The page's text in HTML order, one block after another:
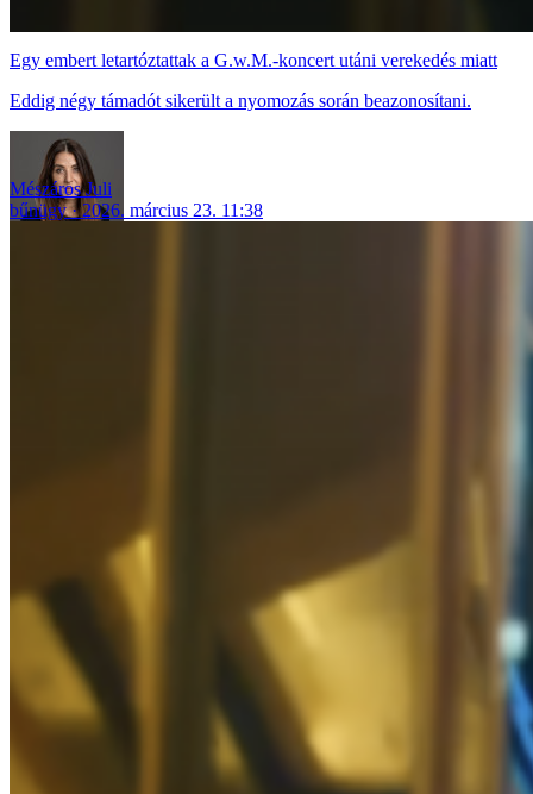
Egy embert letartóztattak a G.w.M.-koncert utáni verekedés miatt
Eddig négy támadót sikerült a nyomozás során beazonosítani.
Mészáros Juli
bűnügy
2026. március 23. 11:38